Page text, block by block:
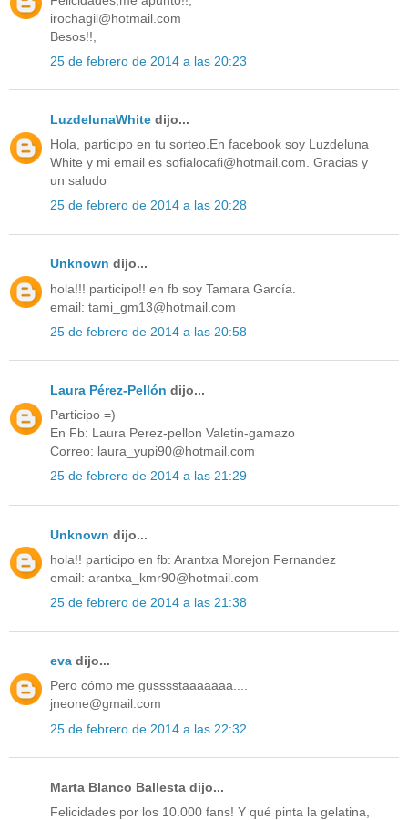
irochagil@hotmail.com
Besos!!,
25 de febrero de 2014 a las 20:23
LuzdelunaWhite dijo...
Hola, participo en tu sorteo.En facebook soy Luzdeluna
White y mi email es sofialocafi@hotmail.com. Gracias y
un saludo
25 de febrero de 2014 a las 20:28
Unknown dijo...
hola!!! participo!! en fb soy Tamara García.
email: tami_gm13@hotmail.com
25 de febrero de 2014 a las 20:58
Laura Pérez-Pellón dijo...
Participo =)
En Fb: Laura Perez-pellon Valetin-gamazo
Correo: laura_yupi90@hotmail.com
25 de febrero de 2014 a las 21:29
Unknown dijo...
hola!! participo en fb: Arantxa Morejon Fernandez
email: arantxa_kmr90@hotmail.com
25 de febrero de 2014 a las 21:38
eva dijo...
Pero cómo me gusssstaaaaaaa....
jneone@gmail.com
25 de febrero de 2014 a las 22:32
Marta Blanco Ballesta dijo...
Felicidades por los 10.000 fans! Y qué pinta la gelatina,